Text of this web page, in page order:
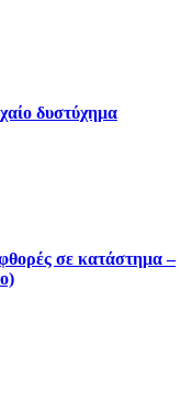
δυστύχημα
σε κατάστημα –